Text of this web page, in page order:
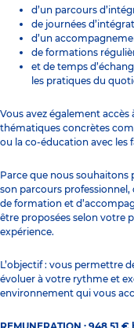
d’un parcours
de journées
d’un
de formations
et de temps
les pratiques du
Vous avez également
thématiques concrètes
ou la co-éducation avec les
Parce que nous souhaitons
son parcours
de formation et
être proposées selon votre
expérience.
L’objectif : vous permettre
évoluer à votre rythme et
environnement qui vous